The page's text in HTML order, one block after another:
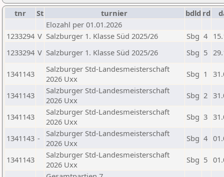
tnr St turnier bdld rd
Elozahl per 01.01.2026
1233294 V Salzburger 1. Klasse Süd 2025/26 Sbg 4
1233294 V Salzburger 1. Klasse Süd 2025/26 Sbg 5
1341143
Salzburger Std-Landesmeisterschaft
2026 Uxx
Sbg 1
1341143
Salzburger Std-Landesmeisterschaft
2026 Uxx
Sbg 2
1341143
Salzburger Std-Landesmeisterschaft
2026 Uxx
Sbg 3
1341143 -
Salzburger Std-Landesmeisterschaft
2026 Uxx
Sbg 4
1341143
Salzburger Std-Landesmeisterschaft
2026 Uxx
Sbg 5